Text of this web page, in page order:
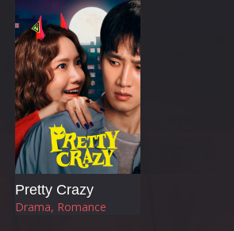
Pretty Crazy
Drama, Romance